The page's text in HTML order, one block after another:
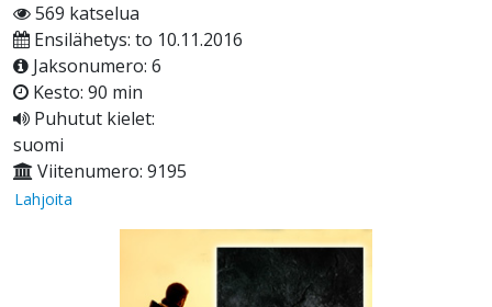
569 katselua
Ensilähetys: to 10.11.2016
Jaksonumero: 6
Kesto: 90 min
Puhutut kielet:
suomi
Viitenumero: 9195
Lahjoita